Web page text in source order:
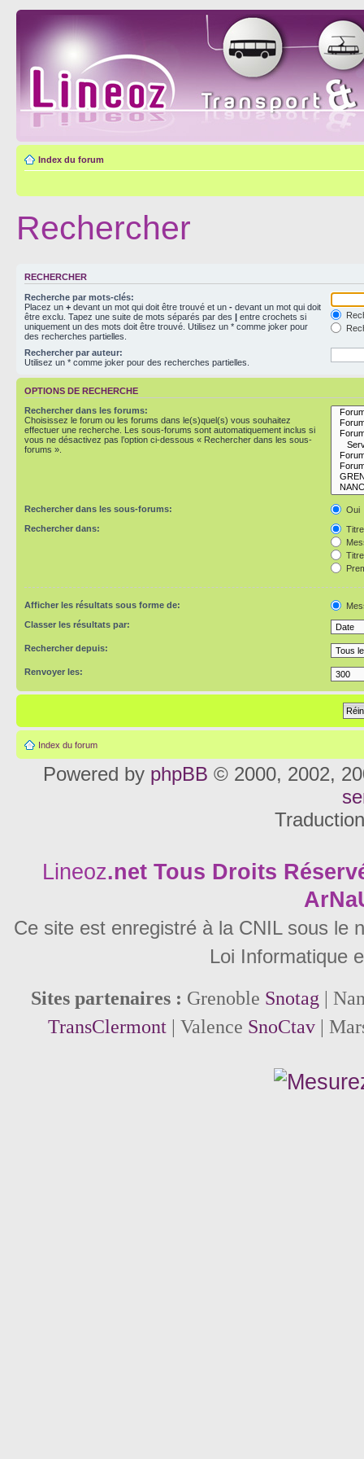
Index du forum
Rechercher
RECHERCHER
Recherche par mots-clés:
Placez un + devant un mot qui doit être trouvé et un - devant un mot qui doit
être exclu. Tapez une suite de mots séparés par des | entre crochets si
uniquement un des mots doit être trouvé. Utilisez un * comme joker pour
des recherches partielles.
Rechercher par auteur:
Utilisez un * comme joker pour des recherches partielles.
OPTIONS DE RECHERCHE
Rechercher dans les forums:
Choisissez le forum ou les forums dans le(s)quel(s) vous souhaitez
effectuer une recherche. Les sous-forums sont automatiquement inclus si
vous ne désactivez pas l’option ci-dessous « Rechercher dans les sous-
forums ».
Rechercher dans les sous-forums:
Oui
Rechercher dans:
Afficher les résultats sous forme de:
Classer les résultats par:
Rechercher depuis:
Renvoyer les:
Index du forum
Powered by phpBB © 2000, 2002,
Lineoz.net Tous Droits
Ce site est enregistré à la CNIL sous le
Loi Informatique
Sites partenaires : Grenoble Snotag |
TransClermont| Valence SnoCtav|